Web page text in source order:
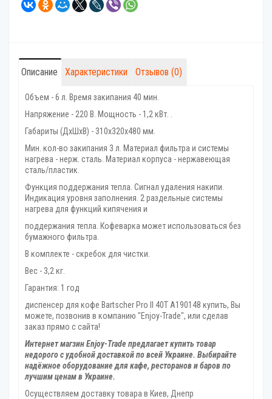
Описание Характеристики Отзывов (0)
Объем - 6 л. Время закипания 40 мин.
Напряжение - 220 В. Мощность - 1,2 кВт. .
Габариты (ДхШхВ) - 310х320х480 мм.
Мин. кол-во закипания 3 л. Материал фильтра и системы
нагрева - нерж. сталь. Материал корпуса - нержавеющая
сталь/пластик.
Функция поддержания тепла. Сигнал удаления накипи.
Индикация уровня заполнения. 2 раздельные системы
нагрева для функций кипячения и
поддержания тепла. Кофеварка может использоваться без
бумажного фильтра.
В комплекте - скребок для чистки.
Вес - 3,2 кг.
Гарантия: 1 год
диспенсер для кофе Bartscher Pro II 40T A190148 купить, Вы
можете, позвонив в компанию "Enjoy-Trade", или сделав
заказ прямо с сайта!
Интернет магзин Enjoy-Trade предлагает купить товар
недорого с удобной доставкой по всей Украине. Выбирайте
надёжное оборудование для кафе, ресторанов и баров по
лучшим ценам в Украине.
Осуществляем доставку товара в Киев, Днепр